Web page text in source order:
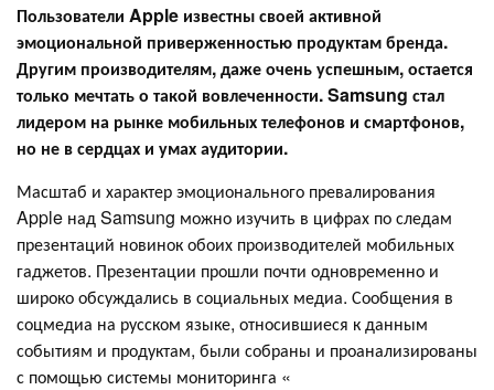
Пользователи Apple известны своей активной
эмоциональной приверженностью продуктам бренда.
Другим производителям, даже очень успешным, остается
только мечтать о такой вовлеченности. Samsung стал
лидером на рынке мобильных телефонов и смартфонов,
но не в сердцах и умах аудитории.
Масштаб и характер эмоционального превалирования
Apple над Samsung можно изучить в цифрах по следам
презентаций новинок обоих производителей мобильных
гаджетов. Презентации прошли почти одновременно и
широко обсуждались в социальных медиа. Сообщения в
соцмедиа на русском языке, относившиеся к данным
событиям и продуктам, были собраны и проанализированы
с помощью системы мониторинга «